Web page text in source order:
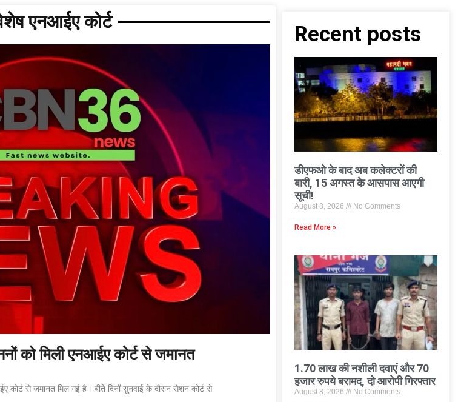
एनआईए कोर्ट
को मिली एनआईए कोर्ट से जमानत
से जमानत मिल गई है। बीते दिनों सुनवाई के दौरान सेशन कोर्ट से
Recent posts
डीएफओ के बाद अब कलेक्टरों की
बारी, 15 अगस्त के आसपास आएगी
सूची!
August 8, 2026 No Comments
Read More »
1.70 लाख की नशीली दवाएं और 70
हजार रुपये बरामद, दो आरोपी गिरफ्तार
August 8, 2026 No Comments